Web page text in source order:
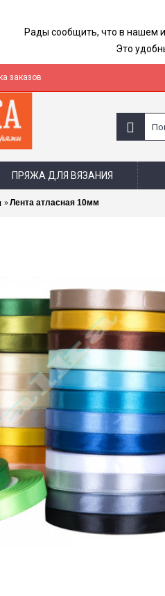
Рады сообщить, что в нашем
Это
заказов
ПРЯЖА ДЛЯ ВЯЗАНИЯ
Лента атласная 10мм